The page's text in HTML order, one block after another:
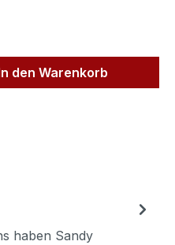
den
den Warenkorb
haben Sandy